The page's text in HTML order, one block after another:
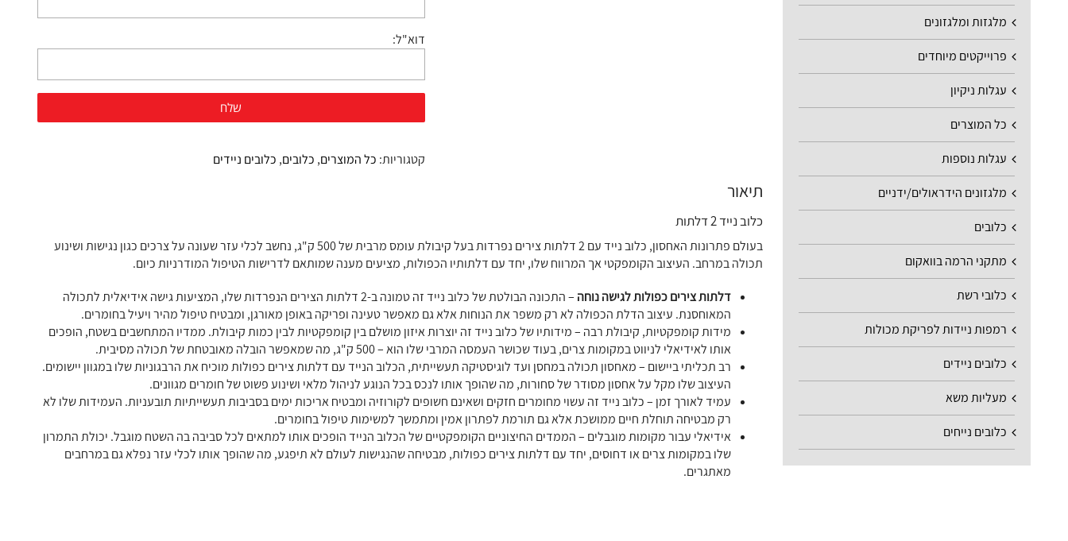
דוא"ל:
קטגוריות: כל המוצרים, כלובים, כלובים ניידים
תיאור
כלוב נייד 2 דלתות
בעולם פתרונות האחסון, כלוב נייד עם 2 דלתות צירים נפרדות בעל קיבולת עומס מרבית של 500 ק"ג, נחשב לכלי עזר שעונה על צרכים כגון נגישות ושינוע
תכולה במרחב. העיצוב הקומפקטי אך המרווח שלו, יחד עם דלתותיו הכפולות, מציעים מענה שמותאם לדרישות הטיפול המודרניות כיום.
דלתות צירים כפולות לגישה נוחה
– התכונה הבולטת של כלוב נייד זה טמונה ב-2 דלתות הצירים הנפרדות שלו, המציעות גישה אידיאלית לתכולה
המאוחסנת. עיצוב הדלת הכפולה לא רק משפר את הנוחות אלא גם מאפשר טעינה ופריקה באופן מאורגן, ומבטיח טיפול מהיר ויעיל בחומרים.
מידות קומפקטיות, קיבולת רבה – מידותיו של כלוב נייד זה יוצרות איזון מושלם בין קומפקטיות לבין כמות קיבולת. ממדיו המתחשבים בשטח, הופכים
אותו לאידיאלי לניווט במקומות צרים, בעוד שכושר העמסה המרבי שלו הוא – 500 ק"ג, מה שמאפשר הובלה מאובטחת של תכולה מסיבית.
רב תכליתי ביישום – מאחסון תכולה במחסן ועד לוגיסטיקה תעשייתית, הכלוב הנייד עם דלתות צירים כפולות מוכיח את הרבגוניות שלו במגוון יישומים.
העיצוב שלו מקל על אחסון מסודר של סחורות, מה שהופך אותו לנכס בכל הנוגע לניהול מלאי ושינוע פשוט של חומרים מגוונים.
עמיד לאורך זמן – כלוב נייד זה עשוי מחומרים חזקים ושאינם חשופים לקורוזיה ומבטיח אריכות ימים בסביבות תעשייתיות תובעניות. העמידות שלו לא
רק מבטיחה תוחלת חיים ממושכת אלא גם תורמת לפתרון אמין ומתמשך למשימות טיפול בחומרים.
אידיאלי עבור מקומות מוגבלים – הממדים החיצוניים הקומפקטיים של הכלוב הנייד הופכים אותו למתאים לכל סביבה בה השטח מוגבל. יכולת התמרון
שלו במקומות צרים או דחוסים, יחד עם דלתות צירים כפולות, מבטיחה שהנגישות לעולם לא תיפגע, מה שהופך אותו לכלי עזר נפלא גם במרחבים
מאתגרים.
מלגזות ומלגזונים
פרוייקטים מיוחדים
עגלות ניקיון
כל המוצרים
עגלות נוספות
מלגזונים הידראולים/ידניים
כלובים
מתקני הרמה בוואקום
כלובי רשת
רמפות ניידות לפריקת מכולות
כלובים ניידים
מעליות משא
כלובים נייחים